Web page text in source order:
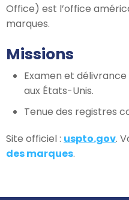
Office) est l’office
marques.
Missions
Examen et
aux États-Unis.
Tenue des registres
Site officiel : uspto.gov.
des marques.